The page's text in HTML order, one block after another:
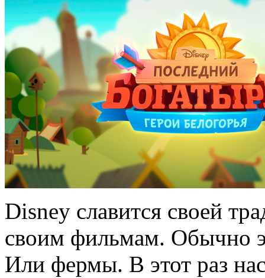
Disney славится своей
своим фильмам. Обычно
Или фермы. В этот раз